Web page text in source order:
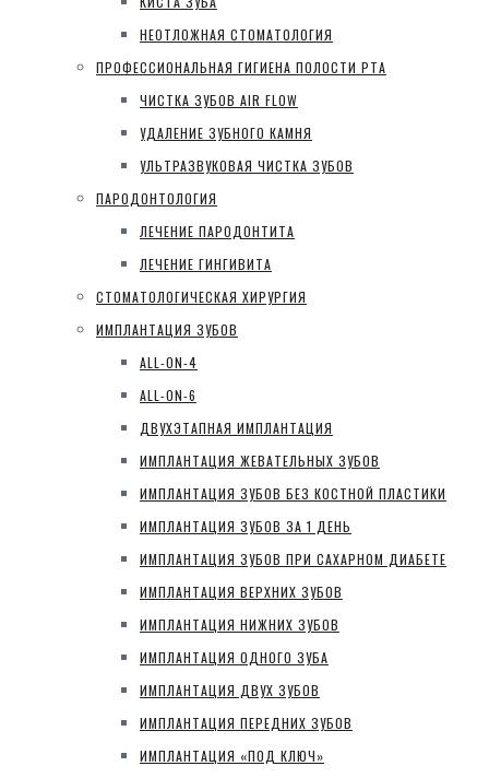
НЕОТЛОЖНАЯ СТОМАТОЛОГИЯ
ПРОФЕССИОНАЛЬНАЯ ГИГИЕНА ПОЛОСТИ РТА
ЧИСТКА ЗУБОВ AIR FLOW
УДАЛЕНИЕ ЗУБНОГО КАМНЯ
УЛЬТРАЗВУКОВАЯ ЧИСТКА ЗУБОВ
ПАРОДОНТОЛОГИЯ
ЛЕЧЕНИЕ ПАРОДОНТИТА
ЛЕЧЕНИЕ ГИНГИВИТА
СТОМАТОЛОГИЧЕСКАЯ ХИРУРГИЯ
ИМПЛАНТАЦИЯ ЗУБОВ
ALL-ON-4
ALL-ON-6
ДВУХЭТАПНАЯ ИМПЛАНТАЦИЯ
ИМПЛАНТАЦИЯ ЖЕВАТЕЛЬНЫХ ЗУБОВ
ИМПЛАНТАЦИЯ ЗУБОВ БЕЗ КОСТНОЙ ПЛАСТИКИ
ИМПЛАНТАЦИЯ ЗУБОВ ЗА 1 ДЕНЬ
ИМПЛАНТАЦИЯ ЗУБОВ ПРИ САХАРНОМ ДИАБЕТЕ
ИМПЛАНТАЦИЯ ВЕРХНИХ ЗУБОВ
ИМПЛАНТАЦИЯ НИЖНИХ ЗУБОВ
ИМПЛАНТАЦИЯ ОДНОГО ЗУБА
ИМПЛАНТАЦИЯ ДВУХ ЗУБОВ
ИМПЛАНТАЦИЯ ПЕРЕДНИХ ЗУБОВ
ИМПЛАНТАЦИЯ «ПОД КЛЮЧ»